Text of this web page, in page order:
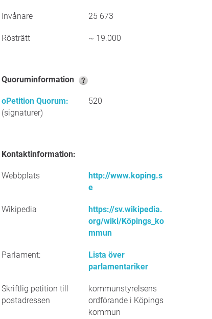
Invånare 25 673
Rösträtt ~ 19.000
Quoruminformation
oPetition Quorum:
(signaturer)
520
Kontaktinformation:
Webbplats
http://www.koping.s
e
Wikipedia
https://sv.wikipedia.
org/wiki/Köpings_ko
mmun
Parlament:
Lista över
parlamentariker
Skriftlig petition till
postadressen
kommunstyrelsens
ordförande i Köpings
kommun